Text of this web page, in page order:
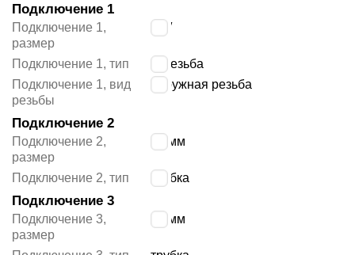
Подключение 1
Подключение 1,
размер
1/4″
Подключение 1, тип
R резьба
Подключение 1, вид
резьбы
наружная резьба
Подключение 2
Подключение 2,
размер
10 мм
Подключение 2, тип трубка
Подключение 3
Подключение 3,
размер
10 мм